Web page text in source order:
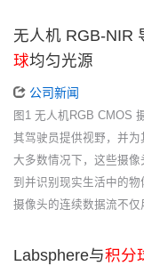
无人机 RGB-NIR
球均匀光源
公司新闻
图1 无人机RGB CMOS
其驾驶员提供视野，并
大多数情况下，这些摄像
到并识别现实生活中的
摄像头的连续数据流不
Labsphere与积分